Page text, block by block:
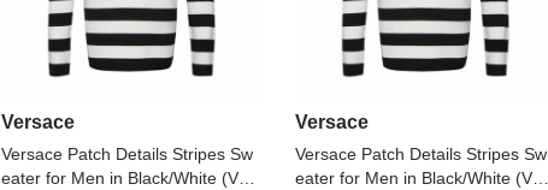
Versace
Versace Patch Details Stripes Sw
eater for Men in Black/White (V70
Versace
Versace Patch Details Stripes Sw
eater for Men in Black/White (V70